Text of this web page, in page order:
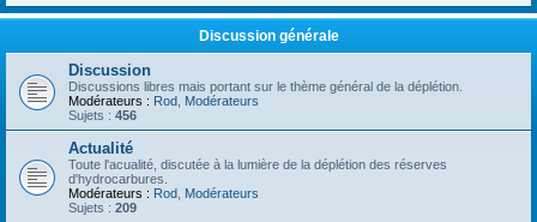
Discussion générale
Discussion
Discussions libres mais portant sur le thème général de la déplétion.
Modérateurs : Rod Modérateurs
Sujets : 456
Actualité
Toute l'acualité, discutée à la lumière de la déplétion des réserves
d'hydrocarbures.
Modérateurs : Rod Modérateurs
Sujets : 209